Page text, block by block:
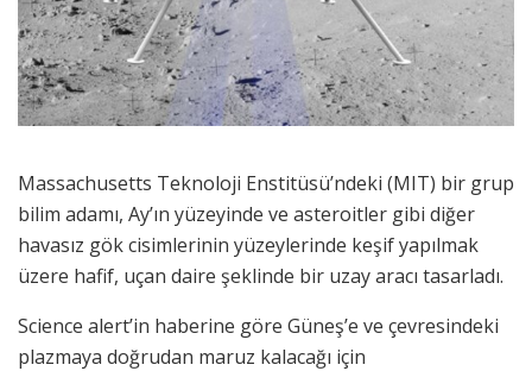
Massachusetts Teknoloji Enstitüsü’ndeki (MIT) bir grup
bilim adamı, Ay’ın yüzeyinde ve asteroitler gibi diğer
havasız gök cisimlerinin yüzeylerinde keşif yapılmak
üzere hafif, uçan daire şeklinde bir uzay aracı tasarladı.
Science alert’in haberine göre Güneş’e ve çevresindeki
plazmaya doğrudan maruz kalacağı için